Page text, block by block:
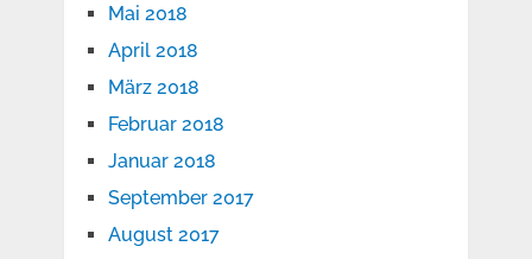
Mai 2018
April 2018
März 2018
Februar 2018
Januar 2018
September 2017
August 2017